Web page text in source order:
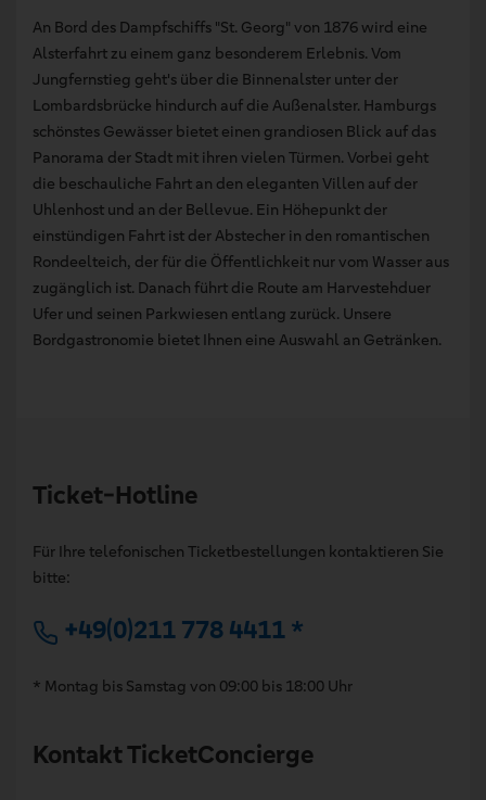
An Bord des Dampfschiffs "St. Georg" von 1876 wird eine
Alsterfahrt zu einem ganz besonderem Erlebnis. Vom
Jungfernstieg geht's über die Binnenalster unter der
Lombardsbrücke hindurch auf die Außenalster. Hamburgs
schönstes Gewässer bietet einen grandiosen Blick auf das
Panorama der Stadt mit ihren vielen Türmen. Vorbei geht
die beschauliche Fahrt an den eleganten Villen auf der
Uhlenhost und an der Bellevue. Ein Höhepunkt der
einstündigen Fahrt ist der Abstecher in den romantischen
Rondeelteich, der für die Öffentlichkeit nur vom Wasser aus
zugänglich ist. Danach führt die Route am Harvestehduer
Ufer und seinen Parkwiesen entlang zurück. Unsere
Bordgastronomie bietet Ihnen eine Auswahl an Getränken.
Ticket-Hotline
Für Ihre telefonischen Ticketbestellungen kontaktieren Sie
bitte:
+49(0)211 778 4411 *
* Montag bis Samstag von 09:00 bis 18:00 Uhr
Kontakt TicketConcierge